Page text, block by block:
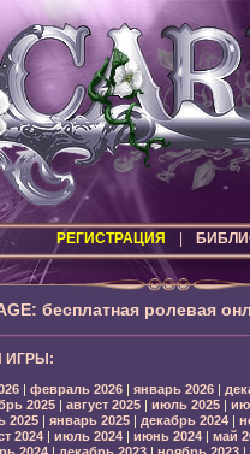
РЕГИСТРАЦИЯ
бесплатная ролевая
ИГРЫ:
| февраль 2026| январь 2026|
2025| август 2025| июль 2025|
2025| январь 2025| декабрь 2024|
2024| июль 2024| июнь 2024| май